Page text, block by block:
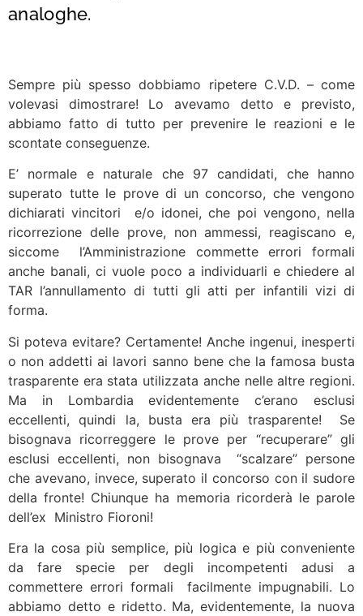
analoghe.
Sempre più spesso dobbiamo ripetere C.V.D. – come
volevasi dimostrare! Lo avevamo detto e previsto,
abbiamo fatto di tutto per prevenire le reazioni e le
scontate conseguenze.
E’ normale e naturale che 97 candidati, che hanno
superato tutte le prove di un concorso, che vengono
dichiarati vincitori e/o idonei, che poi vengono, nella
ricorrezione delle prove, non ammessi, reagiscano e,
siccome l’Amministrazione commette errori formali
anche banali, ci vuole poco a individuarli e chiedere al
TAR l’annullamento di tutti gli atti per infantili vizi di
forma.
Si poteva evitare? Certamente! Anche ingenui, inesperti
o non addetti ai lavori sanno bene che la famosa busta
trasparente era stata utilizzata anche nelle altre regioni.
Ma in Lombardia evidentemente c’erano esclusi
eccellenti, quindi la, busta era più trasparente! Se
bisognava ricorreggere le prove per “recuperare” gli
esclusi eccellenti, non bisognava “scalzare” persone
che avevano, invece, superato il concorso con il sudore
della fronte! Chiunque ha memoria ricorderà le parole
dell’ex Ministro Fioroni!
Era la cosa più semplice, più logica e più conveniente
da fare specie per degli incompetenti adusi a
commettere errori formali facilmente impugnabili. Lo
abbiamo detto e ridetto. Ma, evidentemente, la nuova